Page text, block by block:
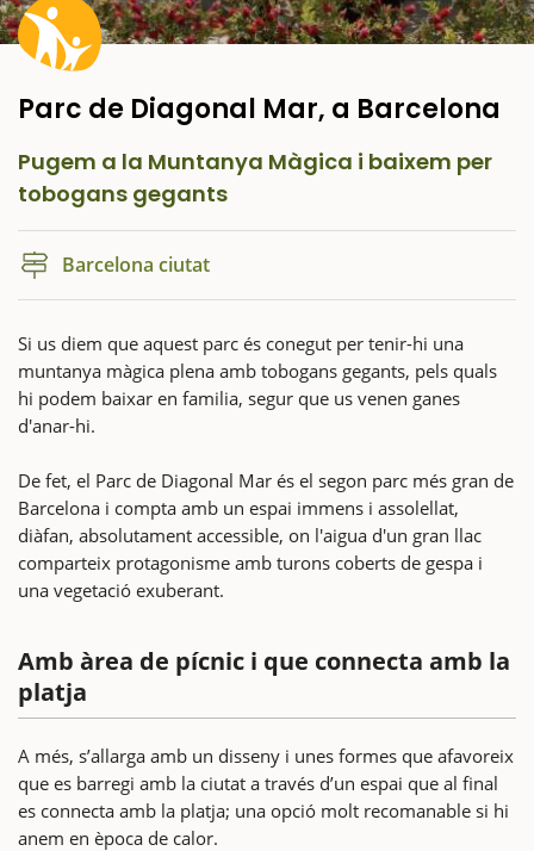
Parc de Diagonal Mar, a Barcelona
Pugem a la Muntanya Màgica i baixem per
tobogans gegants
Barcelona ciutat
Si us diem que aquest parc és conegut per tenir-hi una
muntanya màgica plena amb tobogans gegants, pels quals
hi podem baixar en familia, segur que us venen ganes
d'anar-hi.
De fet, el Parc de Diagonal Mar és el segon parc més gran de
Barcelona i compta amb un espai immens i assolellat,
diàfan, absolutament accessible, on l'aigua d'un gran llac
comparteix protagonisme amb turons coberts de gespa i
una vegetació exuberant.
Amb àrea de pícnic i que connecta amb la
platja
A més, s’allarga amb un disseny i unes formes que afavoreix
que es barregi amb la ciutat a través d’un espai que al final
es connecta amb la platja; una opció molt recomanable si hi
anem en època de calor.